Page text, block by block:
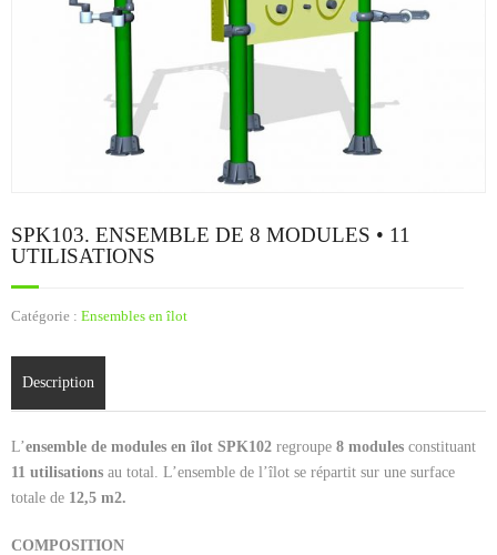
Actualités
0Items)
SPK103. ENSEMBLE DE 8 MODULES • 11
UTILISATIONS
Catégorie : Ensembles en îlot
Description
L’ensemble de modules en îlot SPK102 regroupe 8 modules constituant
11 utilisations au total. L’ensemble de l’îlot se répartit sur une surface
totale de 12,5 m2.
COMPOSITION